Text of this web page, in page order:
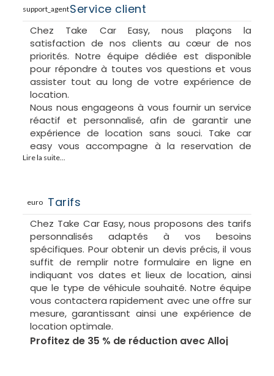
Voiture Luxe
BMW 745Le Automatique 5 places Voiture Luxe
Hyundai Sonata Automatique ou similaire 5
places MH Voiture Luxe
Mazda 6 Automatique ou similaire 5 places M
Nissan Maxima Automatique ou similaire 5
places P Voiture Luxe
VW Passat Automatique ou similaire 5 places R
Voiture Luxe
Seat Leon SW BREAK Automatique ou similaire
5 places
Hyundai i25 Automatique ou similaire 5 places F
Ford Edge ou similaire Automatique ou similaire
Grand SUV 5 places O
Hyundai Tucson Kia Sportage Automatique ou
similaire SUV 5 places J
Mitsubishi Outlander Automatique ou similaire
SUV 7 places V
Monospaces & Vans
Citroen Berlingo Manuelle ou similaire 7 places
G
Kia Carnival Automatique ou similaire 8 places
support_agentService client
Chez Take Car Easy, nous plaçons la
satisfaction de nos clients au cœur de nos
priorités. Notre équipe dédiée est disponible
pour répondre à toutes vos questions et vous
assister tout au long de votre expérience de
location.
Nous nous engageons à vous fournir un service
réactif et personnalisé, afin de garantir une
expérience de location sans souci. Take car
easy vous accompagne à la reservation de
votre voiture, vous propose les meilleurs tarifs.
restitution.
Lire la suite...
euro Tarifs
Chez Take Car Easy, nous proposons des tarifs
personnalisés adaptés à vos besoins
spécifiques. Pour obtenir un devis précis, il vous
suffit de remplir notre formulaire en ligne en
indiquant vos dates et lieux de location, ainsi
que le type de véhicule souhaité. Notre équipe
vous contactera rapidement avec une offre sur
mesure, garantissant ainsi une expérience de
location optimale.
Profitez de 35 % de réduction avec Alloj